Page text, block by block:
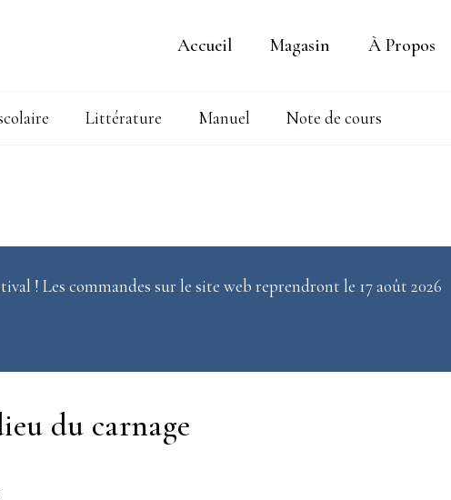
Accueil Magasin À Propos
Littérature Manuel Note de cours
! Les commandes sur le site web reprendront le 17 août 2026
du carnage